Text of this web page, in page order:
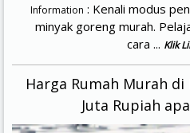
Information : Kenali modus
minyak goreng murah.
cara ... Klik
Harga Rumah Murah
Juta Rupiah